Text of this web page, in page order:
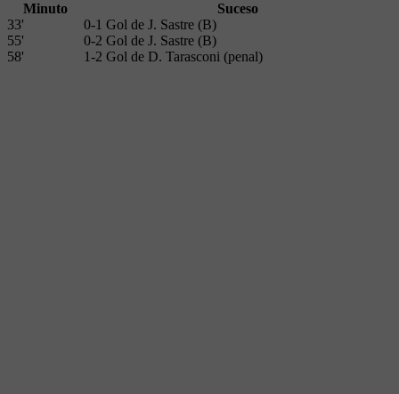
Minuto
Suceso
33'
0-1 Gol de J. Sastre (B)
55'
0-2 Gol de J. Sastre (B)
58'
1-2 Gol de D. Tarasconi (penal)